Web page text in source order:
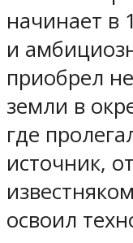
начинает в
и
приобрел
земли в
где
источник,
освоил